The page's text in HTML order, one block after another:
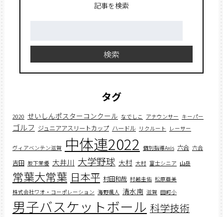
記事を検索
検索
タグ
2020 せいしんポスターコンクール なでしこ アナウンサー キーパー
ゴルフ ジュニアアスリートカップ ハードル リクルート レーサー
ヴィアベンテン滋賀 中体連2022 個別指導Axis 六合 六合
吉田 坂下茉優 大井川 大学野球 大村 大村 富士シニア 山岳
常葉大常葉 日本平 村田和哉 村越圭佑 松原亜美
株式会社ワオ・コーポレーション 海野颯人 清水南 滋賀 田町小
男子バスケットボール 科学技術